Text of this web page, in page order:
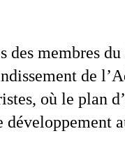
des membres
de
où le plan